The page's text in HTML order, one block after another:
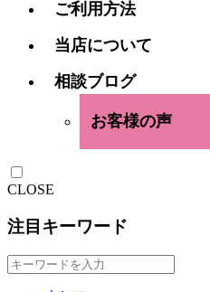
ご利用方法
当店について
相談ブログ
お客様の声
CLOSE
注目キーワード